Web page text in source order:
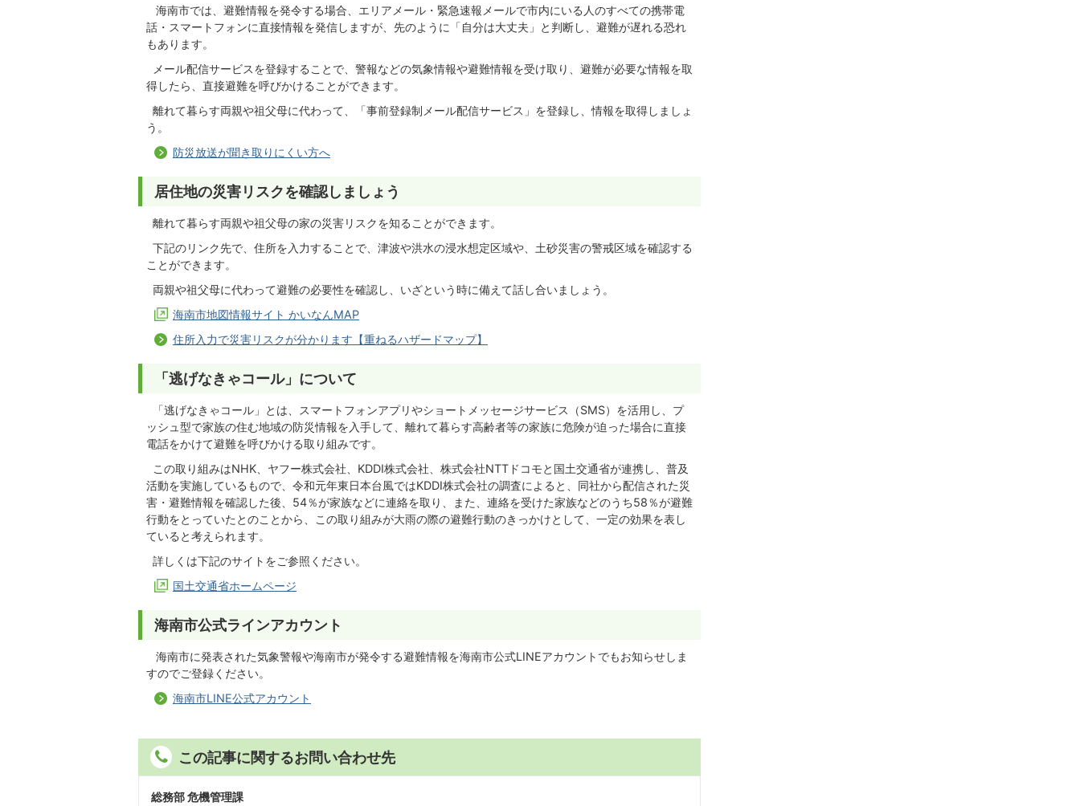
海南市では、避難情報を発令する場合、エリアメール・緊急速報メールで市内にいる人のすべての携帯電
話・スマートフォンに直接情報を発信しますが、先のように「自分は大丈夫」と判断し、避難が遅れる恐れ
もあります。
メール配信サービスを登録することで、警報などの気象情報や避難情報を受け取り、避難が必要な情報を取
得したら、直接避難を呼びかけることができます。
離れて暮らす両親や祖父母に代わって、「事前登録制メール配信サービス」を登録し、情報を取得しましょ
う。
防災放送が聞き取りにくい方へ
居住地の災害リスクを確認しましょう
離れて暮らす両親や祖父母の家の災害リスクを知ることができます。
下記のリンク先で、住所を入力することで、津波や洪水の浸水想定区域や、土砂災害の警戒区域を確認する
ことができます。
両親や祖父母に代わって避難の必要性を確認し、いざという時に備えて話し合いましょう。
海南市地図情報サイト かいなんMAP
住所入力で災害リスクが分かります【重ねるハザードマップ】
「逃げなきゃコール」について
「逃げなきゃコール」とは、スマートフォンアプリやショートメッセージサービス（SMS）を活用し、プ
ッシュ型で家族の住む地域の防災情報を入手して、離れて暮らす高齢者等の家族に危険が迫った場合に直接
電話をかけて避難を呼びかける取り組みです。
この取り組みはNHK、ヤフー株式会社、KDDI株式会社、株式会社NTTドコモと国土交通省が連携し、普及
活動を実施しているもので、令和元年東日本台風ではKDDI株式会社の調査によると、同社から配信された災
害・避難情報を確認した後、54％が家族などに連絡を取り、また、連絡を受けた家族などのうち58％が避難
行動をとっていたとのことから、この取り組みが大雨の際の避難行動のきっかけとして、一定の効果を表し
ていると考えられます。
詳しくは下記のサイトをご参照ください。
国土交通省ホームページ
海南市公式ラインアカウント
海南市に発表された気象警報や海南市が発令する避難情報を海南市公式LINEアカウントでもお知らせしま
すのでご登録ください。
海南市LINE公式アカウント
この記事に関するお問い合わせ先
総務部 危機管理課